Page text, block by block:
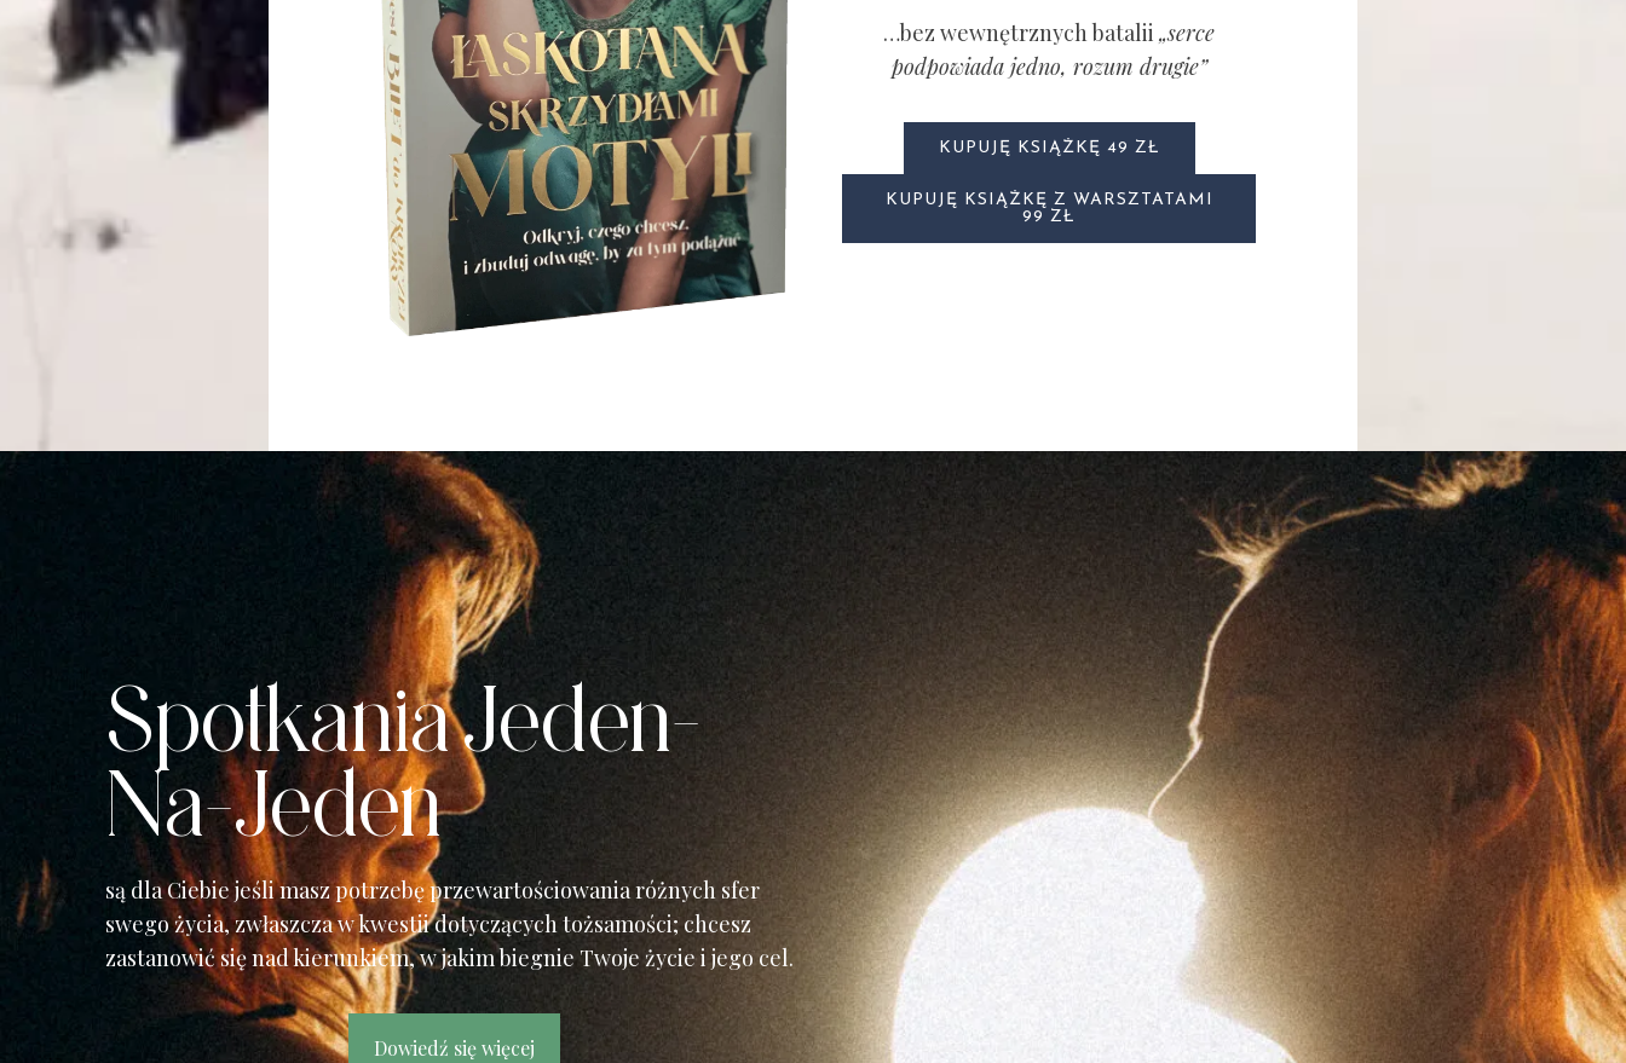
…bez wewnętrznych batalii „serce
podpowiada jedno, rozum drugie”
KUPUJĘ KSIĄŻKĘ 49 ZŁ
KUPUJĘ KSIĄŻKĘ Z WARSZTATAMI
99 ZŁ
Spotkania Jeden-
Na-Jeden
są dla Ciebie jeśli masz potrzebę przewartościowania różnych sfer
swego życia, zwłaszcza w kwestii dotyczących tożsamości; chcesz
zastanowić się nad kierunkiem, w jakim biegnie Twoje życie i jego cel.
Dowiedź się więcej